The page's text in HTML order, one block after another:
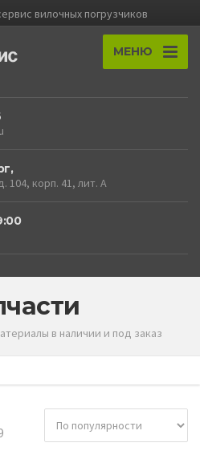
вилочных погрузчиков
МЕНЮ
104, корп. 41, лит. А
в наличии и под заказ
Сортировка: